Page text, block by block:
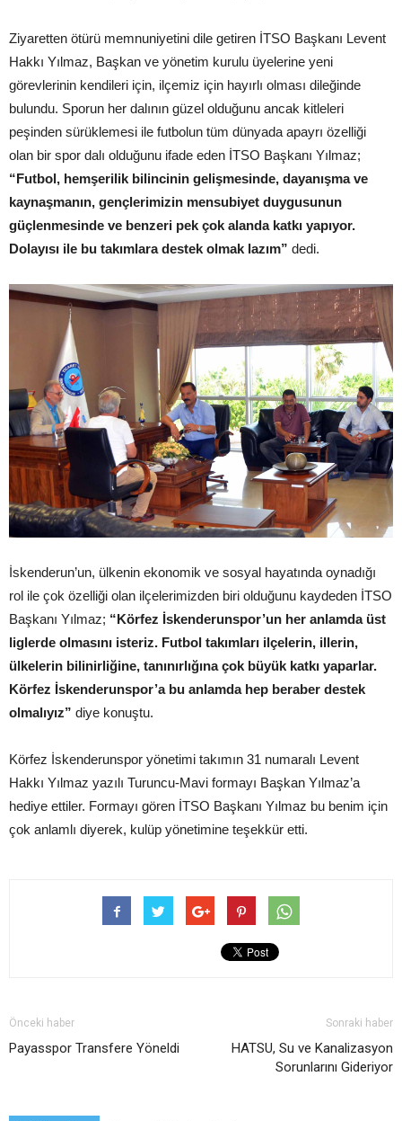
Ziyaretten ötürü memnuniyetini dile getiren İTSO Başkanı Levent
Hakkı Yılmaz, Başkan ve yönetim kurulu üyelerine yeni
görevlerinin kendileri için, ilçemiz için hayırlı olması dileğinde
bulundu. Sporun her dalının güzel olduğunu ancak kitleleri
peşinden sürüklemesi ile futbolun tüm dünyada apayrı özelliği
olan bir spor dalı olduğunu ifade eden İTSO Başkanı Yılmaz;
“Futbol, hemşerilik bilincinin gelişmesinde, dayanışma ve
kaynaşmanın, gençlerimizin mensubiyet duygusunun
güçlenmesinde ve benzeri pek çok alanda katkı yapıyor.
Dolayısı ile bu takımlara destek olmak lazım” dedi.
İskenderun’un, ülkenin ekonomik ve sosyal hayatında oynadığı
rol ile çok özelliği olan ilçelerimizden biri olduğunu kaydeden İTSO
Başkanı Yılmaz; “Körfez İskenderunspor’un her anlamda üst
liglerde olmasını isteriz. Futbol takımları ilçelerin, illerin,
ülkelerin bilinirliğine, tanınırlığına çok büyük katkı yaparlar.
Körfez İskenderunspor’a bu anlamda hep beraber destek
olmalıyız” diye konuştu.
Körfez İskenderunspor yönetimi takımın 31 numaralı Levent
Hakkı Yılmaz yazılı Turuncu-Mavi formayı Başkan Yılmaz’a
hediye ettiler. Formayı gören İTSO Başkanı Yılmaz bu benim için
çok anlamlı diyerek, kulüp yönetimine teşekkür etti.
Önceki haber
Payasspor Transfere Yöneldi
Sonraki haber
HATSU, Su ve Kanalizasyon
Sorunlarını Gideriyor